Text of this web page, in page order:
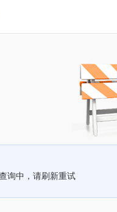
询中，请刷新重试